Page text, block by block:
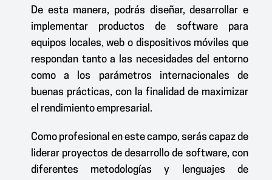
De esta manera, podrás diseñar, desarrollar e
implementar productos de software para
equipos locales, web o dispositivos móviles que
respondan tanto a las necesidades del entorno
como a los parámetros internacionales de
buenas prácticas, con la finalidad de maximizar
el rendimiento empresarial.
Como profesional en este campo, serás capaz de
liderar proyectos de desarrollo de software, con
diferentes metodologías y lenguajes de